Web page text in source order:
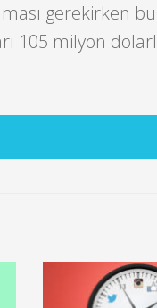
gerekirken
105 milyon